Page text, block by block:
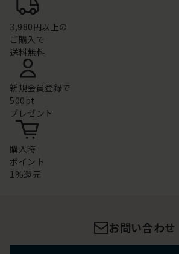
3,980円以上の
ご購入で
送料無料
新規会員登録で
500pt
プレゼント
購入時
ポイント
1%還元
お問い合わせ